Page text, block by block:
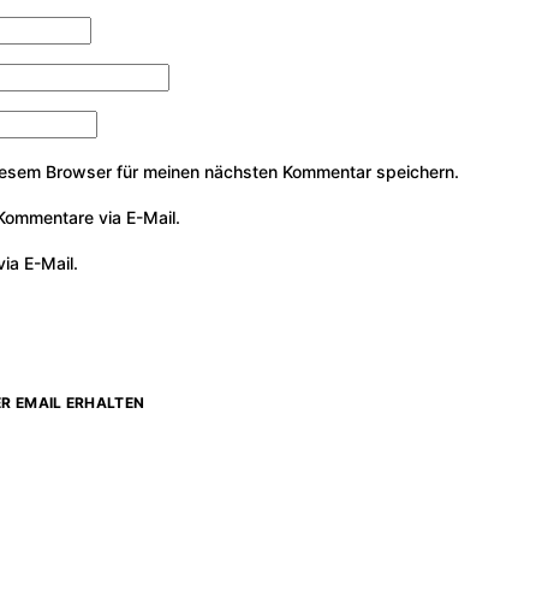
Browser für meinen nächsten Kommentar speichern.
via E-Mail.
E-Mail.
EMAIL ERHALTEN